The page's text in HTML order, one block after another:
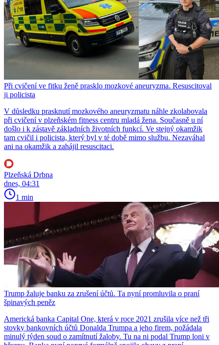
Při cvičení ve fitku ženě prasklo mozkové aneuryzma. Resuscitoval
ji policista
V důsledku prasknutí mozkového aneuryzmatu náhle zkolabovala
při cvičení v plzeňském fitness centru mladá žena. Současně u ní
došlo i k zástavě základních životních funkcí. Ve stejný okamžik
tam cvičil i policista, který byl v té době mimo službu. Nezaváhal
ani na okamžik a zahájil resuscitaci.
Plzeňská Drbna
dnes, 04:31
1 min
Trump žaluje banku za zrušení účtů. Ta nyní promluvila o praní
špinavých peněz
Americká banka Capital One, která v roce 2021 zrušila více než tři
stovky bankovních účtů Donalda Trumpa a jeho firem, požádala
minulý týden soud o zamítnutí žaloby. Tu na ni podal Trump loni v